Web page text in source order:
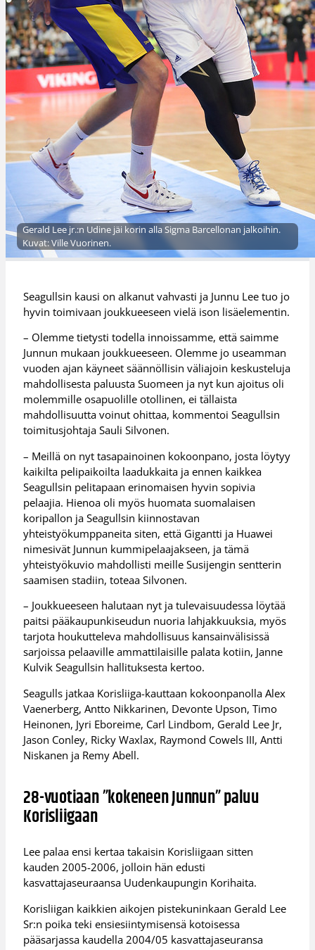
Gerald Lee jr.:n Udine jäi korin alla Sigma Barcellonan jalkoihin.
Kuvat: Ville Vuorinen.
Seagullsin kausi on alkanut vahvasti ja Junnu Lee tuo jo
hyvin toimivaan joukkueeseen vielä ison lisäelementin.
– Olemme tietysti todella innoissamme, että saimme
Junnun mukaan joukkueeseen. Olemme jo useamman
vuoden ajan käyneet säännöllisin väliajoin keskusteluja
mahdollisesta paluusta Suomeen ja nyt kun ajoitus oli
molemmille osapuolille otollinen, ei tällaista
mahdollisuutta voinut ohittaa, kommentoi Seagullsin
toimitusjohtaja Sauli Silvonen.
– Meillä on nyt tasapainoinen kokoonpano, josta löytyy
kaikilta pelipaikoilta laadukkaita ja ennen kaikkea
Seagullsin pelitapaan erinomaisen hyvin sopivia
pelaajia. Hienoa oli myös huomata suomalaisen
koripallon ja Seagullsin kiinnostavan
yhteistyökumppaneita siten, että Gigantti ja Huawei
nimesivät Junnun kummipelaajakseen, ja tämä
yhteistyökuvio mahdollisti meille Susijengin sentterin
saamisen stadiin, toteaa Silvonen.
– Joukkueeseen halutaan nyt ja tulevaisuudessa löytää
paitsi pääkaupunkiseudun nuoria lahjakkuuksia, myös
tarjota houkutteleva mahdollisuus kansainvälisissä
sarjoissa pelaaville ammattilaisille palata kotiin, Janne
Kulvik Seagullsin hallituksesta kertoo.
Seagulls jatkaa Korisliiga-kauttaan kokoonpanolla Alex
Vaenerberg, Antto Nikkarinen, Devonte Upson, Timo
Heinonen, Jyri Eboreime, Carl Lindbom, Gerald Lee Jr,
Jason Conley, Ricky Waxlax, Raymond Cowels III, Antti
Niskanen ja Remy Abell.
28-vuotiaan ”kokeneen Junnun” paluu
Korisliigaan
Lee palaa ensi kertaa takaisin Korisliigaan sitten
kauden 2005-2006, jolloin hän edusti
kasvattajaseuraansa Uudenkaupungin Korihaita.
Korisliigan kaikkien aikojen pistekuninkaan Gerald Lee
Sr:n poika teki ensiesiintymisensä kotoisessa
pääsarjassa kaudella 2004/05 kasvattajaseuransa